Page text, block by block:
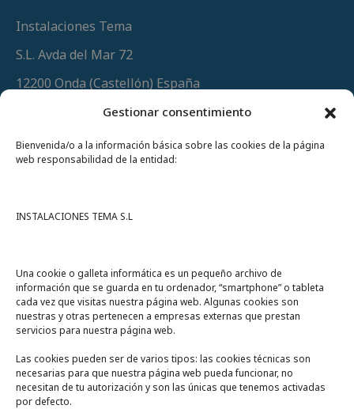
Gestionar consentimiento
Bienvenida/o a la información básica sobre las cookies de la página
web responsabilidad de la entidad:
INSTALACIONES TEMA S.L
Una cookie o galleta informática es un pequeño archivo de
información que se guarda en tu ordenador, “smartphone” o tableta
cada vez que visitas nuestra página web. Algunas cookies son
nuestras y otras pertenecen a empresas externas que prestan
servicios para nuestra página web.
Las cookies pueden ser de varios tipos: las cookies técnicas son
necesarias para que nuestra página web pueda funcionar, no
necesitan de tu autorización y son las únicas que tenemos activadas
por defecto.
Instalaciones Tema
S.L. Avda del Mar 72
12200 Onda (Castellón) España
(+34) 964 60 34 34
Urgencias y whatsapp649 406 493
A un click